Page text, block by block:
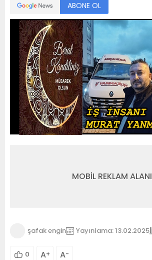
ABONE OL
MOBİL REKLAM ALANI
şafak engin Yayınlama: 13.02.2025
0 A+ A-